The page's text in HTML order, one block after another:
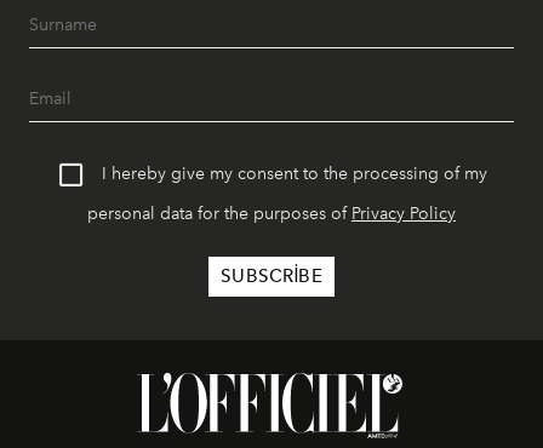
I hereby give my consent to the processing of my
personal data for the purposes of Privacy Policy